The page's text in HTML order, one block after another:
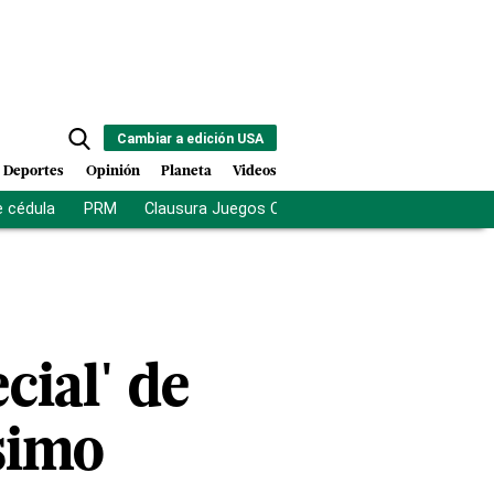
Cambiar a edición USA
Deportes Opinión Planeta Videos
cédula PRM Clausura Juegos Centroamericanos
de